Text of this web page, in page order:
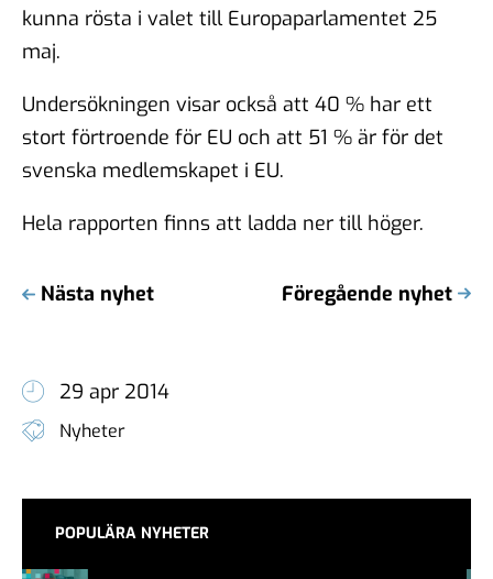
kunna rösta i valet till Europaparlamentet 25
maj.
Undersökningen visar också att 40 % har ett
stort förtroende för EU och att 51 % är för det
svenska medlemskapet i EU.
Hela rapporten finns att ladda ner till höger.
Nästa nyhet Föregående nyhet
29 apr 2014
Nyheter
POPULÄRA NYHETER